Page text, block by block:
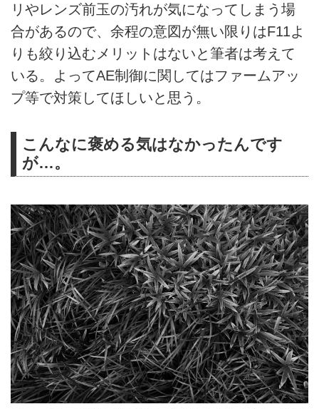
リやレンズ前玉の汚れが気になってしまう場
合があるので、余程の意図が無い限りはF11よ
りも絞り込むメリットはないと筆者は考えて
いる。よってAE制御に関してはファームアッ
プ等で対策してほしいと思う。
こんなに褒める気はなかったんです
が…。